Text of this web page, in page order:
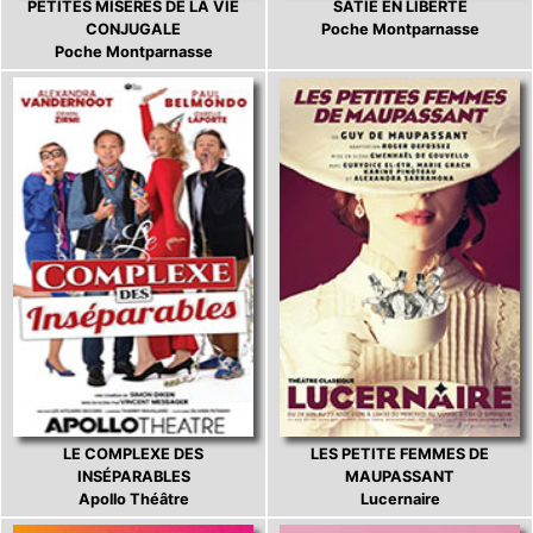
PETITES MISÈRES DE LA VIE
CONJUGALE
Poche Montparnasse
SATIE EN LIBERTÉ
Poche Montparnasse
LE COMPLEXE DES
INSÉPARABLES
Apollo Théâtre
LES PETITE FEMMES DE
MAUPASSANT
Lucernaire